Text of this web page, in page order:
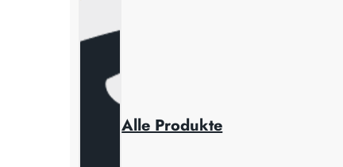
Alle Produkte